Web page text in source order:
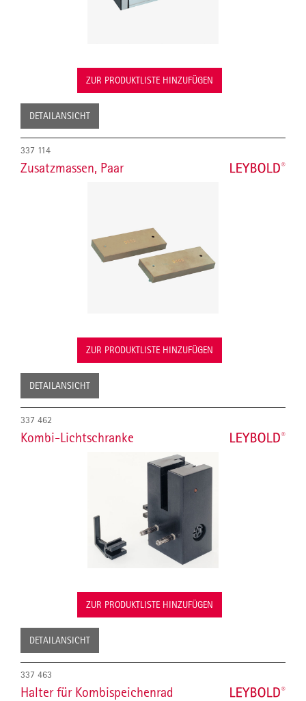
ZUR PRODUKTLISTE HINZUFÜGEN
DETAILANSICHT
337 114
Zusatzmassen, Paar
ZUR PRODUKTLISTE HINZUFÜGEN
DETAILANSICHT
337 462
Kombi-Lichtschranke
ZUR PRODUKTLISTE HINZUFÜGEN
DETAILANSICHT
337 463
Halter für Kombispeichenrad